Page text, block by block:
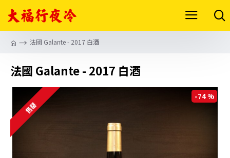
法國 Galante - 2017 白酒
法國 Galante - 2017 白酒
-74 %
售罄